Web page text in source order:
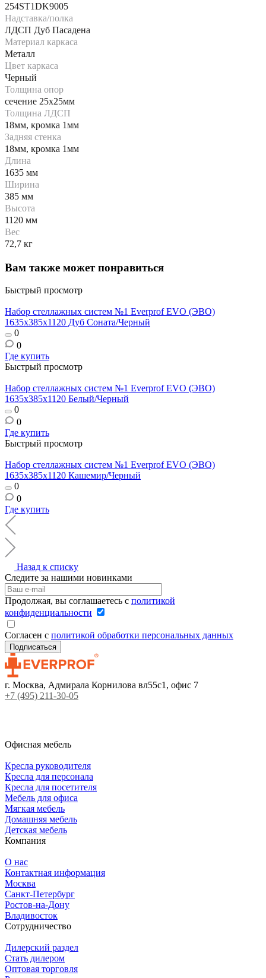
254ST1DK9005
Надставка/полка
ЛДСП Дуб Пасадена
Материал каркаса
Металл
Цвет каркаса
Черный
Толщина опор
сечение 25х25мм
Толщина ЛДСП
18мм, кромка 1мм
Задняя стенка
18мм, кромка 1мм
Длина
1635 мм
Ширина
385 мм
Высота
1120 мм
Вес
72,7 кг
Вам также может понравиться
Быстрый просмотр
Набор стеллажных систем №1 Everprof EVO (ЭВО)
1635x385x1120 Дуб Соната/Черный
0
0
Где купить
Быстрый просмотр
Набор стеллажных систем №1 Everprof EVO (ЭВО)
1635x385x1120 Белый/Черный
0
0
Где купить
Быстрый просмотр
Набор стеллажных систем №1 Everprof EVO (ЭВО)
1635x385x1120 Кашемир/Черный
0
0
Где купить
Назад к списку
Следите за нашими новинками
Продолжая, вы соглашаетесь с политикой
конфиденциальности
Согласен с политикой обработки персональных данных
г. Москва, Адмирала Корнилова вл55с1, офис 7
+7 (495) 211-30-05
Офисная мебель
Кресла руководителя
Кресла для персонала
Кресла для посетителя
Мебель для офиса
Мягкая мебель
Домашняя мебель
Детская мебель
Компания
О нас
Контактная информация
Москва
Санкт-Петербург
Ростов-на-Дону
Владивосток
Сотрудничество
Дилерский раздел
Стать дилером
Оптовая торговля